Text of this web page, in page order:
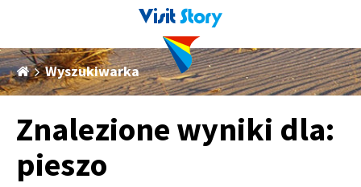
Wyszukiwarka
Znalezione wyniki dla:
pieszo